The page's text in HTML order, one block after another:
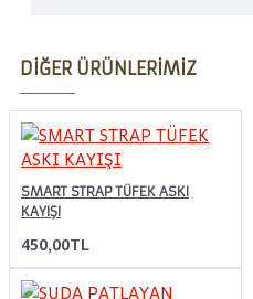
DIĞER ÜRÜNLERIMIZ
SMART STRAP TÜFEK ASKI
KAYIŞI
450,00TL